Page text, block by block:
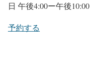
日 午後4:00ー午後10:00
予約する